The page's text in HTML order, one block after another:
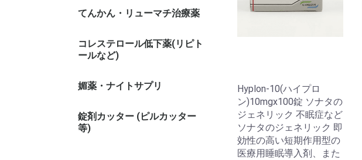
てんかん・リューマチ治療薬
コレステロール低下薬(リピト
ールなど)
媚薬・ナイトサプリ
錠剤カッター (ピルカッター
等)
Hyplon-10(ハイプロ
ン)10mgx100錠 ソナタの
ジェネリック 不眠症など
ソナタのジェネリック 即
効性の高い短期作用型の
医療用睡眠導入剤、また